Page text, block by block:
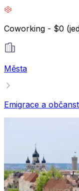
Coworking - $0
Města
Emigrace a